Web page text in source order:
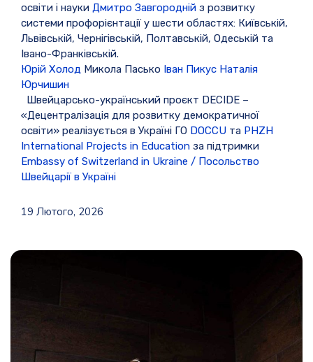
освіти і науки Дмитро Завгородній з розвитку
системи профорієнтації у шести областях: Київській,
Львівській, Чернігівській, Полтавській, Одеській та
Івано-Франківській.
Юрій Холод Микола Пасько Іван Пикус Наталія
Юрчишин
Швейцарсько-український проєкт DECIDE –
«Децентралізація для розвитку демократичної
освіти» реалізується в Україні ГО DOCCU та PHZH
International Projects in Education за підтримки
Embassy of Switzerland in Ukraine / Посольство
Швейцарії в Україні
19 Лютого, 2026